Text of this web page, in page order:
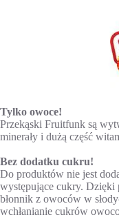
Tylko owoce!
Przekąski Fruitfunk są
minerały i dużą część
Bez dodatku cukru!
Do produktów nie jest
występujące cukry. Dzięki
błonnik z owoców w
wchłanianie cukrów